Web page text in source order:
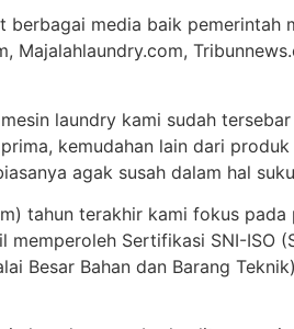
berbagai media baik pemerintah
Majalahlaundry.com,
laundry kami sudah
kemudahan lain dari
agak susah dalam hal
tahun terakhir kami fokus
Sertifikasi SNI-ISO
Besar Bahan dan Barang